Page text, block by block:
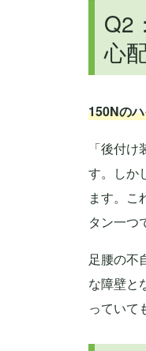
Q2
心
150Nの
「後付
す。しか
ます。こ
タン一つ
足腰の不
な障壁と
っていて